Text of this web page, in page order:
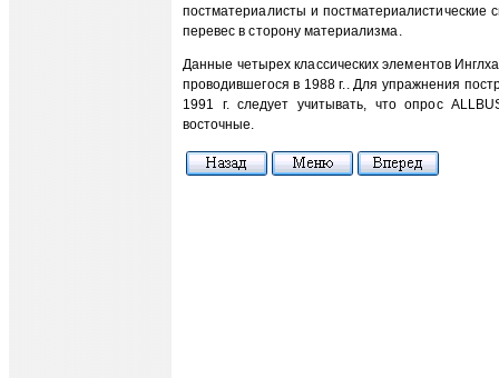
постматериалисты и
перевес в сторону материализма.
Данные четырех классических элементов
проводившегося в 1988 г.. Для упражнения
1991 г. следует учитывать, что опрос
восточные.